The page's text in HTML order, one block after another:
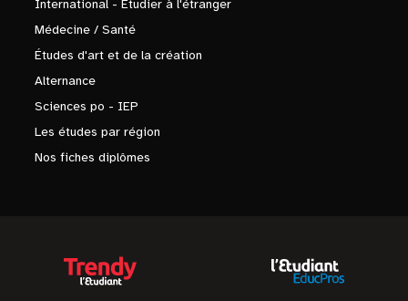
International - Étudier à l'étranger
Médecine / Santé
Études d'art et de la création
Alternance
Sciences po - IEP
Les études par région
Nos fiches diplômes